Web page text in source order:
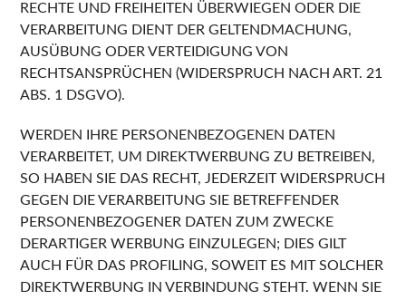
RECHTE UND FREIHEITEN ÜBERWIEGEN ODER DIE
VERARBEITUNG DIENT DER GELTENDMACHUNG,
AUSÜBUNG ODER VERTEIDIGUNG VON
RECHTSANSPRÜCHEN (WIDERSPRUCH NACH ART. 21
ABS. 1 DSGVO).
WERDEN IHRE PERSONENBEZOGENEN DATEN
VERARBEITET, UM DIREKTWERBUNG ZU BETREIBEN,
SO HABEN SIE DAS RECHT, JEDERZEIT WIDERSPRUCH
GEGEN DIE VERARBEITUNG SIE BETREFFENDER
PERSONENBEZOGENER DATEN ZUM ZWECKE
DERARTIGER WERBUNG EINZULEGEN; DIES GILT
AUCH FÜR DAS PROFILING, SOWEIT ES MIT SOLCHER
DIREKTWERBUNG IN VERBINDUNG STEHT. WENN SIE